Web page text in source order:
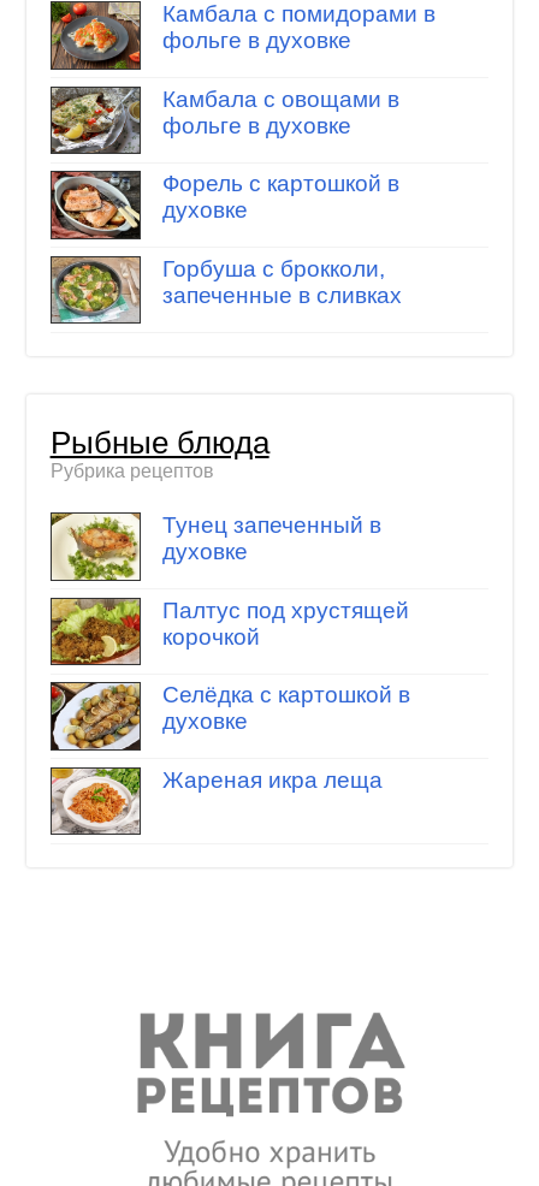
Камбала с помидорами в
фольге в духовке
Камбала с овощами в
фольге в духовке
Форель с картошкой в
духовке
Горбуша с брокколи,
запеченные в сливках
Рыбные блюда
Рубрика рецептов
Тунец запеченный в
духовке
Палтус под хрустящей
корочкой
Селёдка с картошкой в
духовке
Жареная икра леща